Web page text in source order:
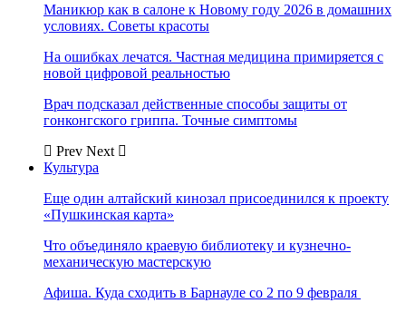
Маникюр как в салоне к Новому году 2026 в домашних
условиях. Советы красоты
На ошибках лечатся. Частная медицина примиряется с
новой цифровой реальностью
Врач подсказал действенные способы защиты от
гонконгского гриппа. Точные симптомы
Prev Next
Культура
Еще один алтайский кинозал присоединился к проекту
«Пушкинская карта»
Что объединяло краевую библиотеку и кузнечно-
механическую мастерскую
Афиша. Куда сходить в Барнауле со 2 по 9 февраля